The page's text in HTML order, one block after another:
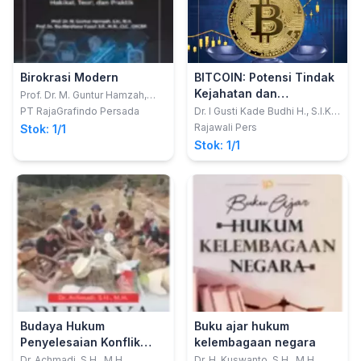
Birokrasi Modern
Prof. Dr. M. Guntur Hamzah,
S.H., M.H.; Prof. Dr. Ria
Mardiana Yusuf, S.E., M.Si.,
CLC., CHCBP.
PT RajaGrafindo Persada
Stok: 1/1
BITCOIN: Potensi Tindak
Kejahatan dan
Pertanggungjawaban
Pidana
Dr. I Gusti Kade Budhi H., S.I.K.,
S.H., M.Hum.
Rajawali Pers
Stok: 1/1
Budaya Hukum
Penyelesaian Konflik
Tanah Adat Masyarakat
Buku ajar hukum
kelembagaan negara